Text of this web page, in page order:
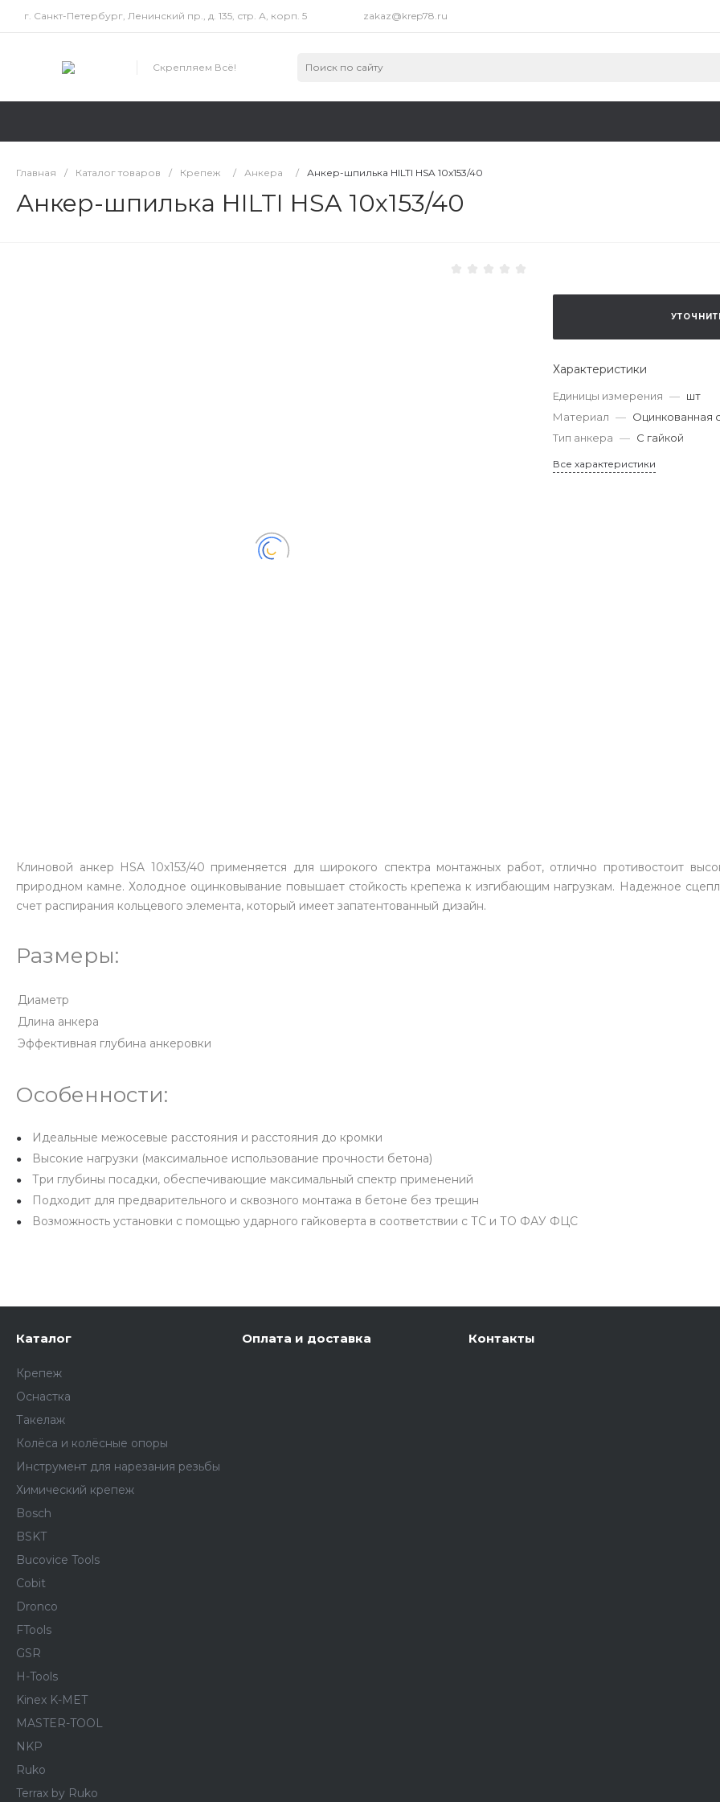
г. Санкт-Петербург, Ленинский пр., д. 135, стр. А, корп. 5 zakaz@krep78.ru
Скрепляем Всё!
Главная / Каталог товаров / Крепеж / Анкера / Анкер-шпилька HILTI HSA 10х153/40
Анкер-шпилька HILTI HSA 10х153/40
Характеристики
Единицы измерения — шт
Материал — Оцинкованная
Тип анкера — С гайкой
Все характеристики
Клиновой анкер HSA 10х153/40 применяется для широкого спектра монтажных работ, отлично противостоит
природном камне. Холодное оцинковывание повышает стойкость крепежа к изгибающим нагрузкам. Надежное
счет распирания кольцевого элемента, который имеет запатентованный дизайн.
Размеры:
Диаметр
Длина анкера
Эффективная глубина анкеровки
Особенности:
Идеальные межосевые расстояния и расстояния до кромки
Высокие нагрузки (максимальное использование прочности бетона)
Три глубины посадки, обеспечивающие максимальный спектр применений
Подходит для предварительного и сквозного монтажа в бетоне без трещин
Возможность установки с помощью ударного гайковерта в соответствии с ТС и ТО ФАУ ФЦС
Каталог
Крепеж
Оснастка
Такелаж
Колёса и колëсные опоры
Инструмент для нарезания резьбы
Химический крепеж
Bosch
BSKT
Bucovice Tools
Cobit
Dronco
FTools
GSR
H-Tools
Kinex K-MET
MASTER-TOOL
NKP
Ruko
Terrax by Ruko
Оплата и доставка Контакты